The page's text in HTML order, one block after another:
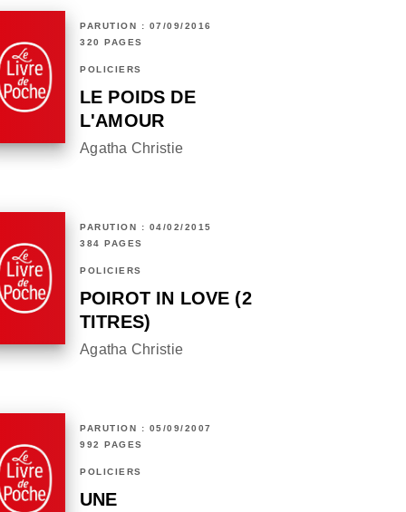
PARUTION : 07/09/2016
320 PAGES
POLICIERS
LE POIDS DE
L'AMOUR
Agatha Christie
PARUTION : 04/02/2015
384 PAGES
POLICIERS
POIROT IN LOVE (2
TITRES)
Agatha Christie
PARUTION : 05/09/2007
992 PAGES
POLICIERS
UNE